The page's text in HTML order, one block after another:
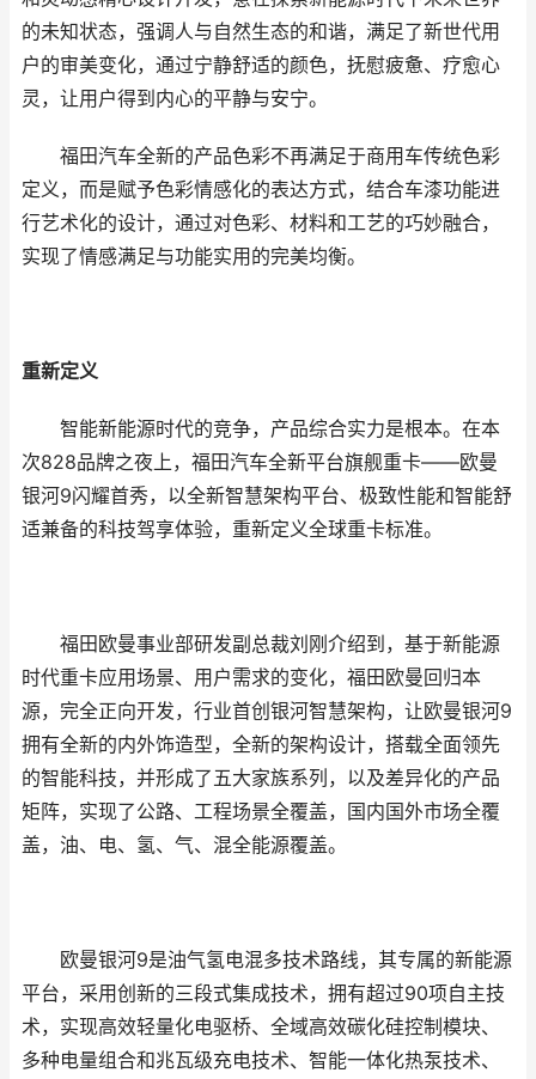
的未知状态，强调人与自然生态的和谐，满足了新世代用
户的审美变化，通过宁静舒适的颜色，抚慰疲惫、疗愈心
灵，让用户得到内心的平静与安宁。
福田汽车全新的产品色彩不再满足于商用车传统色彩
定义，而是赋予色彩情感化的表达方式，结合车漆功能进
行艺术化的设计，通过对色彩、材料和工艺的巧妙融合，
实现了情感满足与功能实用的完美均衡。
重新定义
智能新能源时代的竞争，产品综合实力是根本。在本
次828品牌之夜上，福田汽车全新平台旗舰重卡——欧曼
银河9闪耀首秀，以全新智慧架构平台、极致性能和智能舒
适兼备的科技驾享体验，重新定义全球重卡标准。
福田欧曼事业部研发副总裁刘刚介绍到，基于新能源
时代重卡应用场景、用户需求的变化，福田欧曼回归本
源，完全正向开发，行业首创银河智慧架构，让欧曼银河9
拥有全新的内外饰造型，全新的架构设计，搭载全面领先
的智能科技，并形成了五大家族系列，以及差异化的产品
矩阵，实现了公路、工程场景全覆盖，国内国外市场全覆
盖，油、电、氢、气、混全能源覆盖。
欧曼银河9是油气氢电混多技术路线，其专属的新能源
平台，采用创新的三段式集成技术，拥有超过90项自主技
术，实现高效轻量化电驱桥、全域高效碳化硅控制模块、
多种电量组合和兆瓦级充电技术、智能一体化热泵技术、